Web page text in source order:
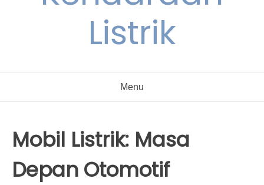
Listrik
Menu
Mobil Listrik: Masa
Depan Otomotif